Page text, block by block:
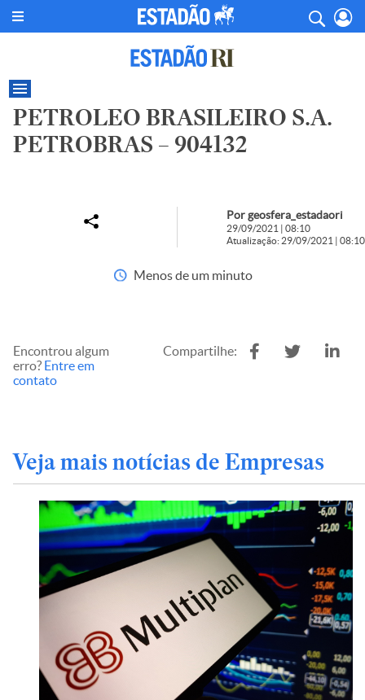
PETROLEO BRASILEIRO S.A.
PETROBRAS – 904132
Por geosfera_estadaori
29/09/2021 | 08:10
Atualização: 29/09/2021 | 08:10
Menos de um minuto
Encontrou algum
erro? Entre em
contato
Compartilhe:
Veja mais notícias de Empresas